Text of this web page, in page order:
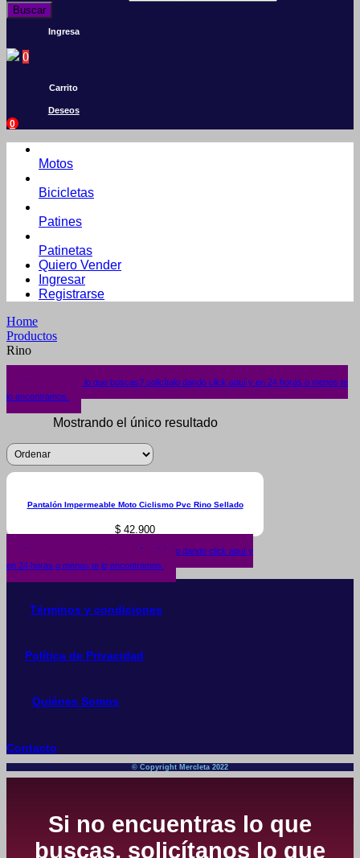
Buscar
Ingresa
0
Carrito
Deseos
0
Motos
Bicicletas
Patines
Patinetas
Quiero Vender
Ingresar
Registrarse
Home
Productos
Rino
¿No encuentras lo que buscas? solicítalo dando click aquí y en 24 horas o menos te
lo encontramos.
Mostrando el único resultado
Pantalón Impermeable Moto Ciclismo Pvc Rino Sellado
$ 42.900
¿No encuentras lo que buscas? solicítalo dando click aquí y
en 24 horas o menos te lo encontramos.
Términos y condiciones
Política de Privacidad
Quiénes Somos
Contacto
© Copyright Mercleta 2022
Si no encuentras lo que
buscas, solicítanos lo que